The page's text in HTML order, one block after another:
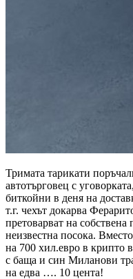
Тримата тарикати
автотърговец с
биткойни в деня на
т.г. чехът докарва
претоварват на
неизвестна посока.
на 700 хил.евро в крипто
с баща и син Миланови
на едва …. 10 цента!